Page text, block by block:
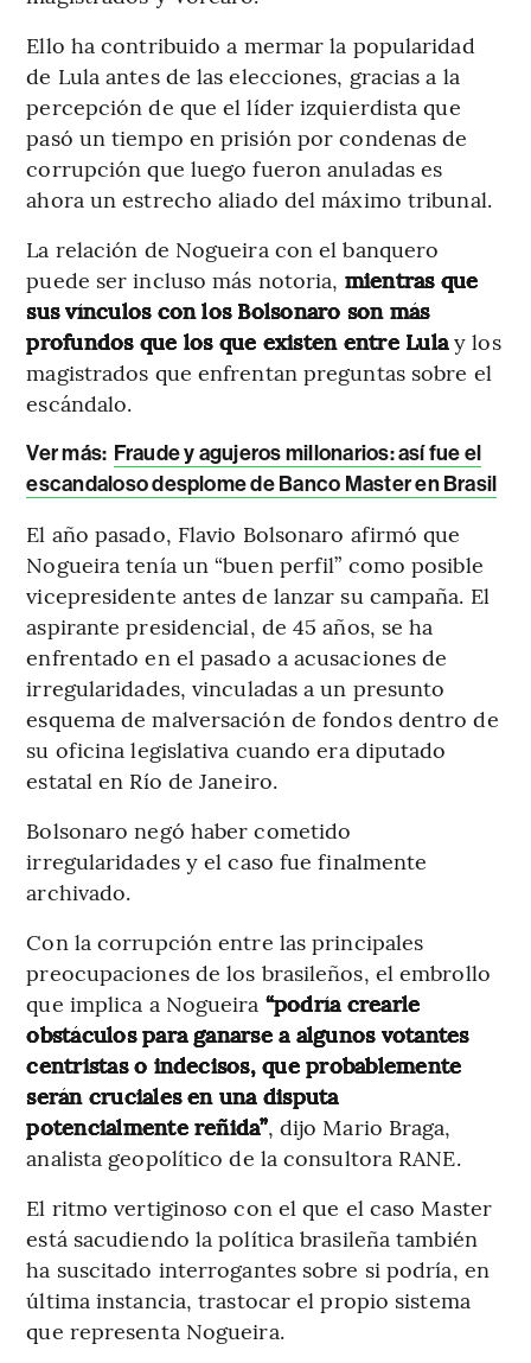
Ello ha contribuido a mermar la popularidad
de Lula antes de las elecciones, gracias a la
percepción de que el líder izquierdista que
pasó un tiempo en prisión por condenas de
corrupción que luego fueron anuladas es
ahora un estrecho aliado del máximo tribunal.
La relación de Nogueira con el banquero
puede ser incluso más notoria, mientras que
sus vínculos con los Bolsonaro son más
profundos que los que existen entre Lulay los
magistrados que enfrentan preguntas sobre el
escándalo.
Ver más: Fraude y agujeros millonarios: así fue el
escandaloso desplome de Banco Master en Brasil
El año pasado, Flavio Bolsonaro afirmó que
Nogueira tenía un “buen perfil” como posible
vicepresidente antes de lanzar su campaña. El
aspirante presidencial, de 45 años, se ha
enfrentado en el pasado a acusaciones de
irregularidades, vinculadas a un presunto
esquema de malversación de fondos dentro de
su oficina legislativa cuando era diputado
estatal en Río de Janeiro.
Bolsonaro negó haber cometido
irregularidades y el caso fue finalmente
archivado.
Con la corrupción entre las principales
preocupaciones de los brasileños, el embrollo
que implica a Nogueira “podría crearle
obstáculos para ganarse a algunos votantes
centristas o indecisos, que probablemente
serán cruciales en una disputa
potencialmente reñida”, dijo Mario Braga,
analista geopolítico de la consultora RANE.
El ritmo vertiginoso con el que el caso Master
está sacudiendo la política brasileña también
ha suscitado interrogantes sobre si podría, en
última instancia, trastocar el propio sistema
que representa Nogueira.